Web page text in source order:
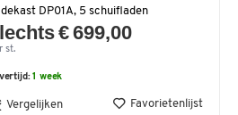
DP01A, 5 schuifladen
€ 699,00
st.
1 week
Vergelijken Favorietenlijst